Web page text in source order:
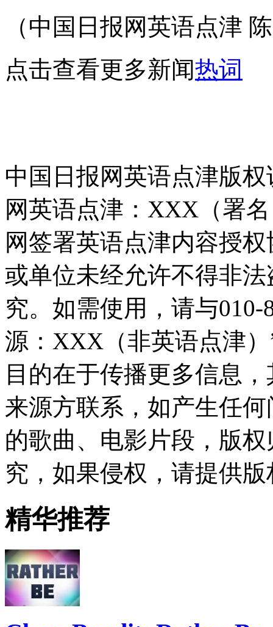
（中国日报网英语点津
点击查看更多新闻热词
中国日报网英语点津版
网英语点津：XXX（署
网签署英语点津内容授
或单位未经允许不得非
究。如需使用，请与010-
源：XXX（非英语点津
目的在于传播更多信息
来源方联系，如产生任
的歌曲、电影片段，版
究，如果侵权，请提供
精华推荐